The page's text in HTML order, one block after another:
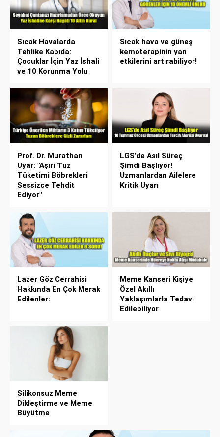
Sıcak Havalarda
Tehlike Kapıda:
Çocuklar İçin Yaz İshali
ve 10 Korunma Yolu
Sıcak hava ve güneş
kemoterapinin yan
etkilerini artırabiliyor!
Prof. Dr. Murathan
Uyar: "Aşırı Tuz
Tüketimi Böbrekleri
Sessizce Tehdit
Ediyor"
LGS’de Asıl Süreç
Şimdi Başlıyor!
Uzmanlardan Ailelere
Kritik Uyarı
Lazer Göz Cerrahisi
Hakkında En Çok Merak
Edilenler:
Meme Kanseri Kişiye
Özel Akıllı
Yaklaşımlarla Tedavi
Edilebiliyor
Silikonsuz Meme
Dikleştirme ve Meme
Büyütme